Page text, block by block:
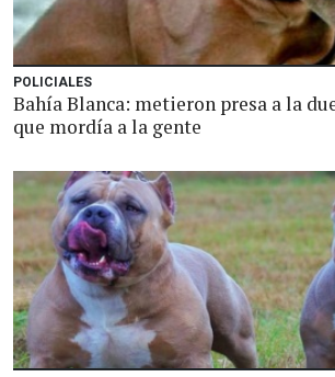
POLICIALES
Bahía Blanca: metieron presa a la
que mordía a la gente